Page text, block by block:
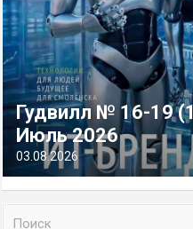
Гудвилл № 16-19
Июль 2026
03.08.2026